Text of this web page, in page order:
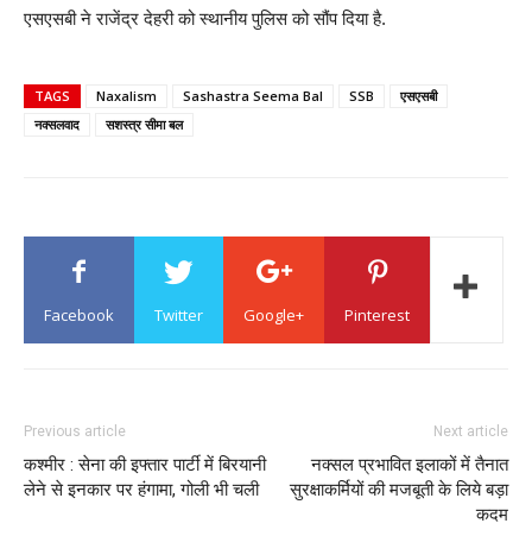
एसएसबी ने राजेंद्र देहरी को स्थानीय पुलिस को सौंप दिया है.
TAGS Naxalism Sashastra Seema Bal SSB
एसएसबी
नक्सलवाद
सशस्त्र सीमा बल
Facebook Twitter Google+ Pinterest
Previous article
कश्मीर : सेना की इफ्तार पार्टी में बिरयानी
लेने से इनकार पर हंगामा, गोली भी चली
Next article
नक्सल प्रभावित इलाकों में तैनात
सुरक्षाकर्मियों की मजबूती के लिये बड़ा
कदम